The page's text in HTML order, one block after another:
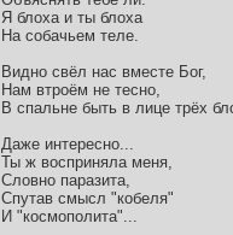
Я блоха и ты блоха
На собачьем теле.
Видно свёл нас вместе Бог,
Нам втроём не тесно,
В спальне быть в лице трёх
Даже интересно...
Ты ж восприняла меня,
Словно паразита,
Спутав смысл "кобеля"
И "космополита"...